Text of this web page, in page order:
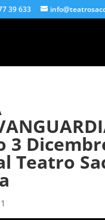
39 633
3
Teatro